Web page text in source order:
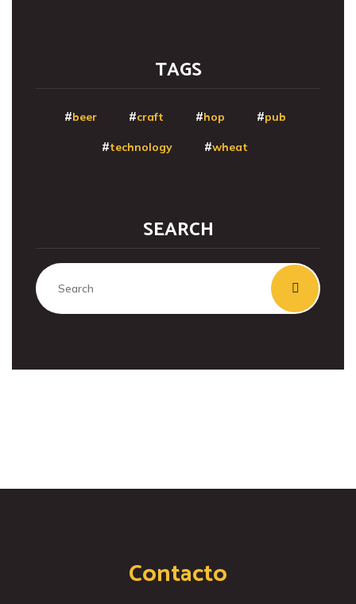
TAGS
beer craft hop pub
technology wheat
SEARCH
Contacto